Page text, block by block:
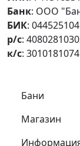
Банк: ООО
БИК: 044525104
р/с:
к/с:
Самое
Бани
Магазин